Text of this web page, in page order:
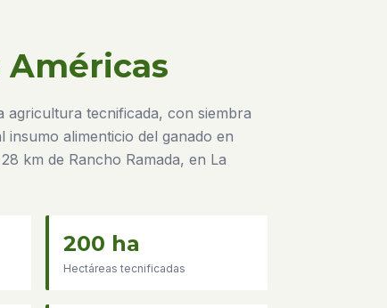
Américas
agricultura tecnificada, con siembra
alimenticio del ganado en
km de Rancho Ramada, en La
200 ha
Hectáreas tecnificadas